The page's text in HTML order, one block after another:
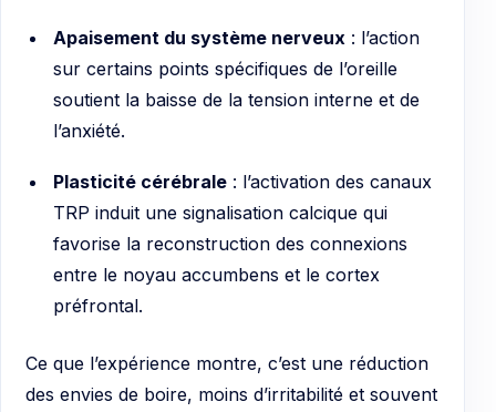
Apaisement du système nerveux: l’action
sur certains points spécifiques de l’oreille
soutient la baisse de la tension interne et de
l’anxiété.
Plasticité cérébrale: l’activation des canaux
TRP induit une signalisation calcique qui
favorise la reconstruction des connexions
entre le noyau accumbens et le cortex
préfrontal.
Ce que l’expérience montre, c’est une réduction
des envies de boire, moins d’irritabilité et souvent